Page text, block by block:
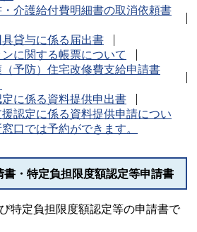
介護給付費明細書の取消依頼書
貸与に係る届出書
に関する帳票について
予防）住宅改修費支給申請書
に係る資料提供申出書
認定に係る資料提供申請につい
口では予約ができます。
書・特定負担限度額認定等申請書
特定負担限度額認定等の申請書で